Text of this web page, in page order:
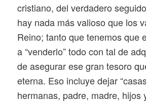
cristiano, del verdadero
hay nada más valioso que los
Reino; tanto que tenemos que
a “venderlo” todo con tal de
de asegurar ese gran tesoro
eterna. Eso incluye dejar
hermanas, padre, madre, hijos